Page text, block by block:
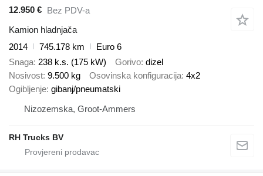
12.950 € Bez PDV-a
Kamion hladnjača
2014
745.178 km
Euro 6
Snaga 238 k.s. (175 kW) Gorivo dizel
Nosivost 9.500 kg Osovinska konfiguracija 4x2
Ogibljenje gibanj/pneumatski
Nizozemska, Groot-Ammers
RH Trucks BV